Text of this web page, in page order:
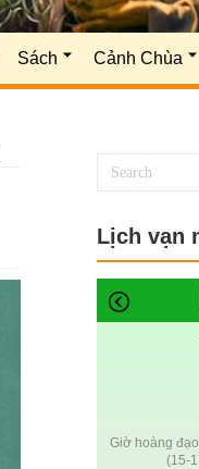
Sách Cảnh Chùa
Lịch vạn
Giờ hoàng
(15-